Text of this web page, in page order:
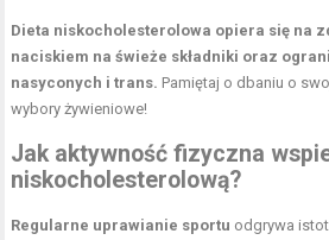
Dieta niskocholesterolowa opiera się na
naciskiem na świeże składniki oraz
nasyconych i trans. Pamiętaj o dbaniu o
wybory żywieniowe!
Jak aktywność fizyczna
niskocholesterolową?
Regularne uprawianie sportu odgrywa